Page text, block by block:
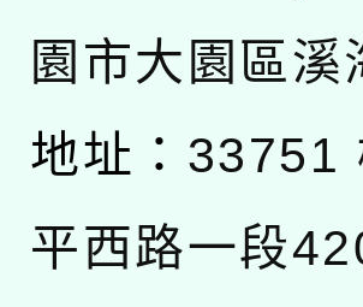
園市大園區
地址： 33751
平西路一段